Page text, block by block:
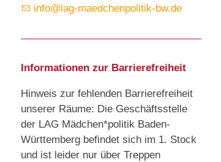
info@lag-maedchenpolitik-bw.de
Informationen zur Barrierefreiheit
Hinweis zur fehlenden Barrierefreiheit
unserer Räume: Die Geschäftsstelle
der LAG Mädchen*politik Baden-
Württemberg befindet sich im 1. Stock
und ist leider nur über Treppen